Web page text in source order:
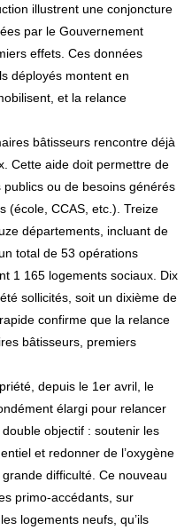
par le Gouvernement
effets. Ces données
déployés montent en
et la relance
bâtisseurs rencontre déjà
Cette aide doit permettre de
publics ou de besoins générés
(école, CCAS, etc.). Treize
départements, incluant de
total de 53 opérations
1 165 logements sociaux. Dix
sollicités, soit un dixième de
confirme que la relance
bâtisseurs, premiers
depuis le 1er avril, le
élargi pour relancer
objectif : soutenir les
et redonner de l’oxygène
difficulté. Ce nouveau
primo-accédants, sur
logements neufs, qu’ils